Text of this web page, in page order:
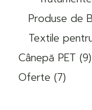
Produse de
Textile
Cânepă PET 99
Oferte 77